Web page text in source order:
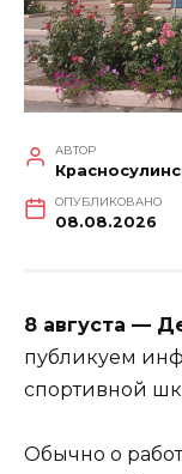
АВТОР
ОПУБЛИКОВАНО
08.08.2026
8 августа —
публикуем
спортивной
Обычно о